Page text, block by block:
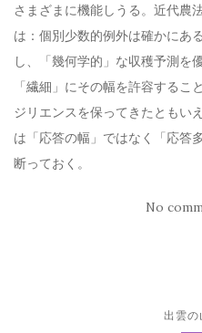
さまざまに機能しうる。近代農
は：個別少数的例外は確かにあ
し、「幾何学的」な収穫予測を
「繊細」にその幅を許容するこ
ジリエンスを保ってきたともい
は「応答の幅」ではなく「応答
断っておく。
No
出雲の